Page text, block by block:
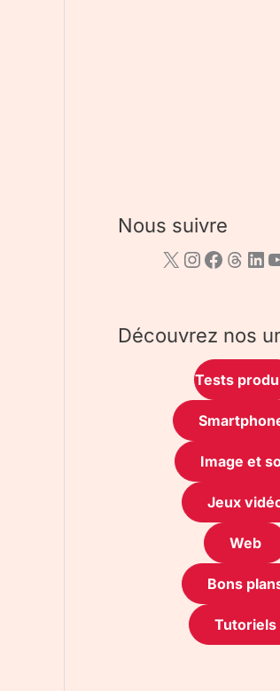
Nous suivre
Découvrez nos
Tests
Image et
Jeux
Web
Bons
Tutoriels